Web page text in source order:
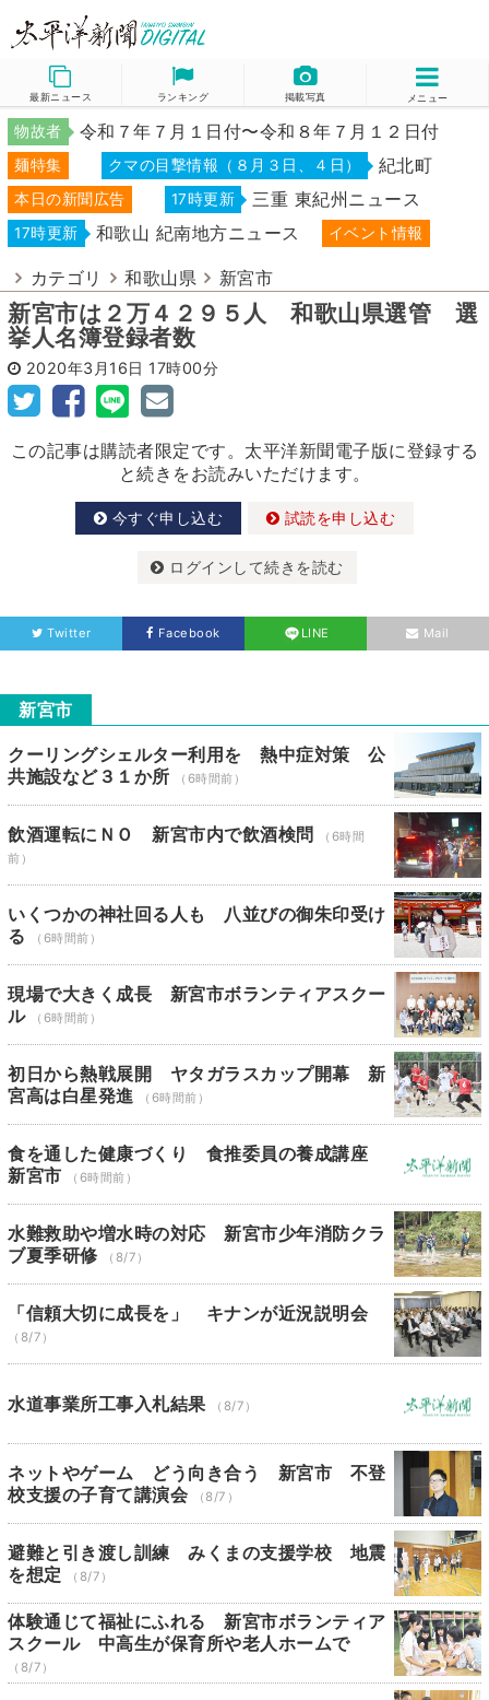
最新ニュース ランキング 掲載写真 メニュー
物故者 令和７年７月１日付〜令和８年７月１２日付
麺特集 クマの目撃情報（８月３日、４日） 紀北町
本日の新聞広告 17時更新 三重 東紀州ニュース
17時更新 和歌山 紀南地方ニュース イベント情報
カテゴリ 和歌山県 新宮市
新宮市は２万４２９５人 和歌山県選管 選
挙人名簿登録者数
2020年3月16日 17時00分
この記事は購読者限定です。太平洋新聞電子版に登録する
と続きをお読みいただけます。
今すぐ申し込む 試読を申し込む
ログインして続きを読む
Twitter Facebook LINE Mail
新宮市
クーリングシェルター利用を 熱中症対策 公
共施設など３１か所
（6時間前）
飲酒運転にＮＯ 新宮市内で飲酒検問
（6時間
前）
いくつかの神社回る人も 八並びの御朱印受け
る
（6時間前）
現場で大きく成長 新宮市ボランティアスクー
ル
（6時間前）
初日から熱戦展開 ヤタガラスカップ開幕 新
宮高は白星発進
（6時間前）
食を通した健康づくり 食推委員の養成講座
新宮市
（6時間前）
水難救助や増水時の対応 新宮市少年消防クラ
ブ夏季研修
（8/7）
「信頼大切に成長を」 キナンが近況説明会
（8/7）
水道事業所工事入札結果 （8/7）
ネットやゲーム どう向き合う 新宮市 不登
校支援の子育て講演会
（8/7）
避難と引き渡し訓練 みくまの支援学校 地震
を想定
（8/7）
体験通じて福祉にふれる 新宮市ボランティア
スクール 中高生が保育所や老人ホームで
（8/7）